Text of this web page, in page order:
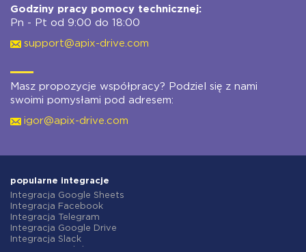
Godziny pracy pomocy technicznej:
Pn - Pt od 9:00 do 18:00
support@apix-drive.com
Masz propozycje współpracy? Podziel się z nami
swoimi pomysłami pod adresem:
igor@apix-drive.com
popularne integracje
Integracja Google Sheets
Integracja Facebook
Integracja Telegram
Integracja Google Drive
Integracja Slack